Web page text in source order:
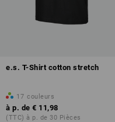
e.s. T-Shirt cotton stretch
17 couleurs
à p. de € 11,98
(TTC) à p. de 30 Pièces